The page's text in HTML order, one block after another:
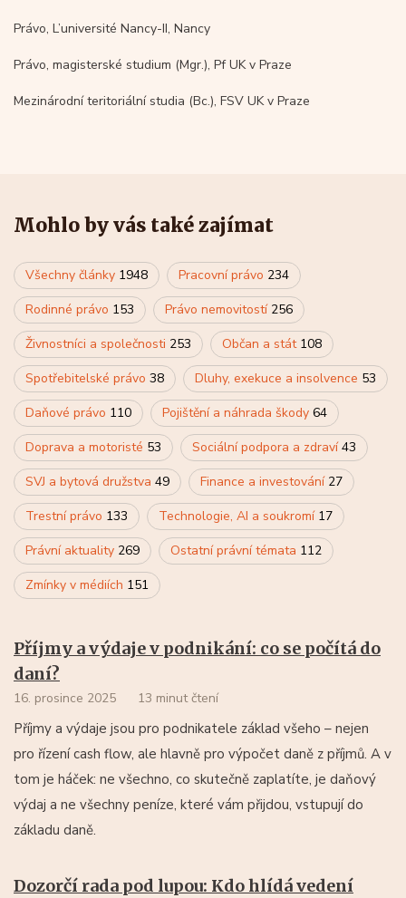
Právo, L’université Nancy-II, Nancy
Právo, magisterské studium (Mgr.), Pf UK v Praze
Mezinárodní teritoriální studia (Bc.), FSV UK v Praze
Mohlo by vás také zajímat
Všechny články 1948 Pracovní právo 234
Rodinné právo 153 Právo nemovitostí 256
Živnostníci a společnosti 253 Občan a stát 108
Spotřebitelské právo 38 Dluhy, exekuce a insolvence 53
Daňové právo 110 Pojištění a náhrada škody 64
Doprava a motoristé 53 Sociální podpora a zdraví43
SVJ a bytová družstva 49 Finance a investování 27
Trestní právo 133 Technologie, AI a soukromí 17
Právní aktuality 269 Ostatní právní témata 112
Zmínky v médiích 151
Příjmy a výdaje v podnikání: co se počítá do
daní?
16. prosince 2025 13 minut čtení
Příjmy a výdaje jsou pro podnikatele základ všeho – nejen
pro řízení cash flow, ale hlavně pro výpočet daně z příjmů. A v
tom je háček: ne všechno, co skutečně zaplatíte, je daňový
výdaj a ne všechny peníze, které vám přijdou, vstupují do
základu daně.
Dozorčí rada pod lupou: Kdo hlídá vedení